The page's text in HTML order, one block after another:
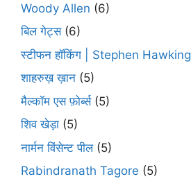
Woody Allen (6)
बिल गेट्स(6)
स्टीफन हॉकिंग | Stephen Hawking
शाहरुख़ ख़ान (5)
मैल्कॉम एस फ़ोर्ब्स(5)
शिव खेड़ा (5)
नार्मन विंसेन्ट पील(5)
Rabindranath Tagore (5)